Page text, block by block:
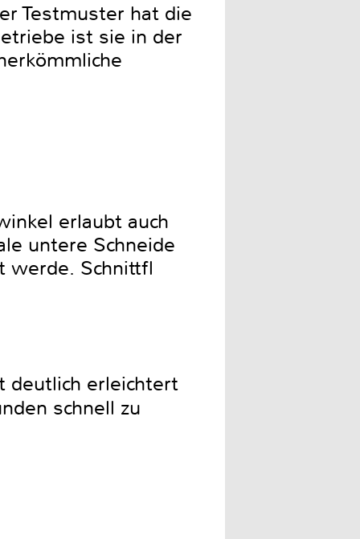
Testmuster hat die
ist sie in der
erlaubt auch
untere Schneide
werde. Schnittfl
deutlich erleichtert
schnell zu